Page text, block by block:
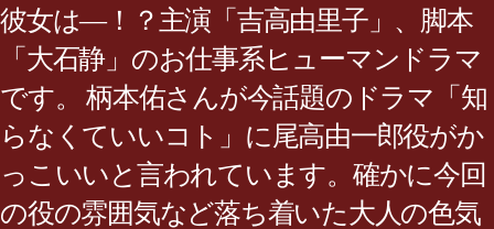
彼女は―！？主演「吉高由里子」、脚本
「大石静」のお仕事系ヒューマンドラマ
です。 柄本佑さんが今話題のドラマ「知
らなくていいコト」に尾高由一郎役がか
っこいいと言われています。確かに今回
の役の雰囲気など落ち着いた大人の色気